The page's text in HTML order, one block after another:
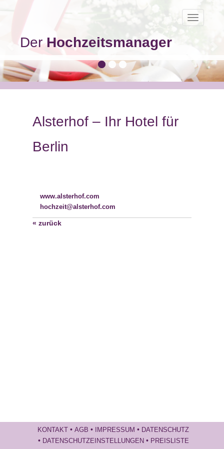
Toggle
DerHochzeitsmanager
Alsterhof – Ihr Hotel für
Berlin
www.alsterhof.com
hochzeit@alsterhof.com
« zurück
KONTAKT • AGB • IMPRESSUM • DATENSCHUTZ
• DATENSCHUTZEINSTELLUNGEN • PREISLISTE